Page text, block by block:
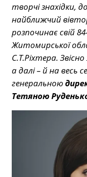
творчі знахідки,
найближчий
розпочинає свій
Житомирської
С.Т.Ріхтера.
а далі – й на весь
генеральною
Тетяною